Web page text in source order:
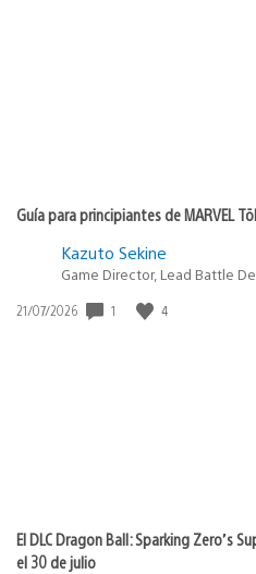
Guía para principiantes de MARVEL
Kazuto Sekine
Game Director, Lead Battle
Fecha
21/07/2026 1 4
El DLC Dragon Ball: Sparking Zero’s
el 30 de julio